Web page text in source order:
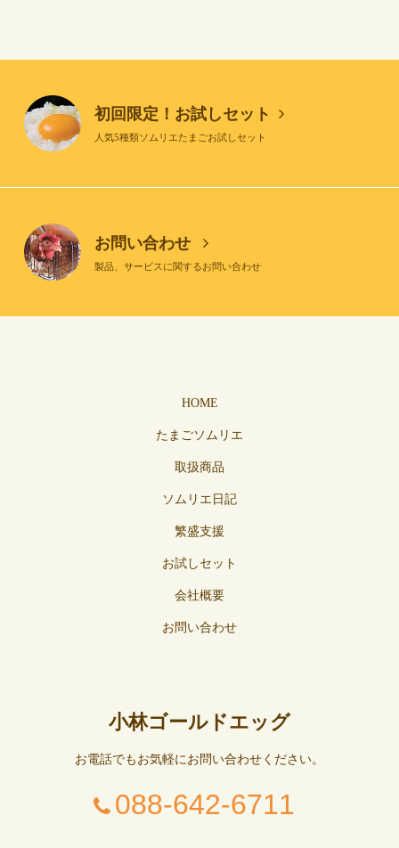
初回限定！お試しセット
人気5種類ソムリエたまごお試しセット
お問い合わせ
製品、サービスに関するお問い合わせ
HOME
たまごソムリエ
取扱商品
ソムリエ日記
繁盛支援
お試しセット
会社概要
お問い合わせ
小林ゴールドエッグ
お電話でもお気軽にお問い合わせください。
088-642-6711